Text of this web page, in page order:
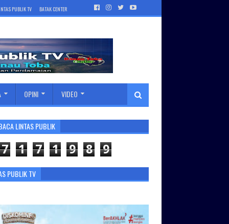
PUBLIK TV BATAK CENTER
OPINI VIDEO
LINTAS PUBLIK
7 1 7 1 9 8 9
PUBLIK TV